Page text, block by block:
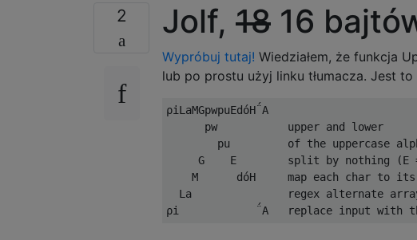
2 Jolf, 18 16
Wypróbuj tutaj! Wiedziałem, że funkcja
lub po prostu użyj linku tłumacza. Jest
ρiLaΜGpwpuEdóH΅A
      pw           upper and lower
pu         of the uppercase
G    E        split by nothing (E
Μ      dóH     map each char to
La               regex alternate